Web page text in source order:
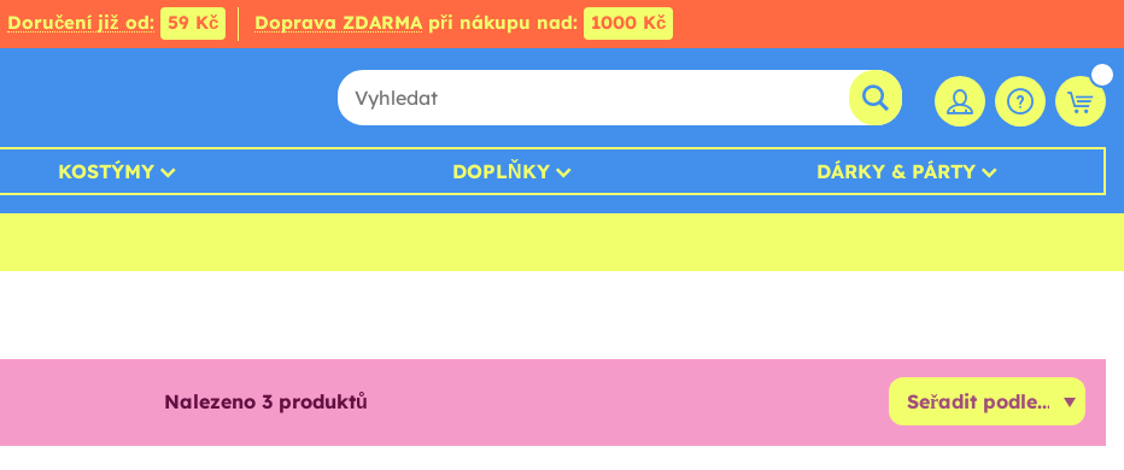
Doručení již od: 59 Kč Doprava ZDARMApři nákupu nad: 1000 Kč
KOSTÝMY DOPLŇKY DÁRKY & PÁRTY
Nalezeno 3produktů